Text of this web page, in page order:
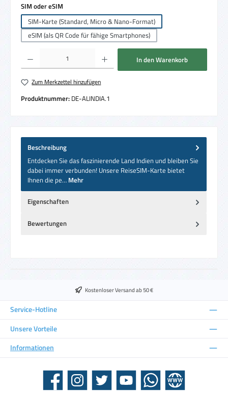
SIM oder eSIM
SIM-Karte (Standard, Micro & Nano-Format)
eSIM (als QR Code für fähige Smartphones)
In den Warenkorb
Zum Merkzettel hinzufügen
Produktnummer: DE-ALINDIA.1
Beschreibung
Entdecken Sie das faszinierende Land Indien und bleiben Sie
dabei immer verbunden! Unsere ReiseSIM-Karte bietet
Ihnen die pe… Mehr
Eigenschaften
Bewertungen
Kostenloser Versand ab 50 €
Service-Hotline
Unsere Vorteile
Informationen
Facebook Instagram Twitter YouTube WhatsApp Website